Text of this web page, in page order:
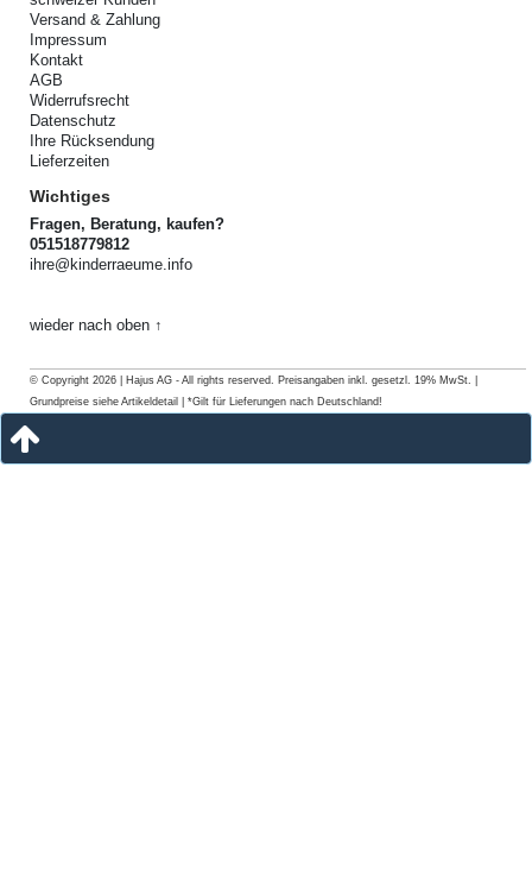
Versand & Zahlung
Impressum
Kontakt
AGB
Widerrufsrecht
Datenschutz
Ihre Rücksendung
Lieferzeiten
Wichtiges
Fragen, Beratung, kaufen?
051518779812
ihre@kinderraeume.info
wieder nach oben ↑
© Copyright 2026 | Hajus AG - All rights reserved. Preisangaben inkl. gesetzl. 19% MwSt. |
Grundpreise siehe Artikeldetail | *Gilt für Lieferungen nach Deutschland!